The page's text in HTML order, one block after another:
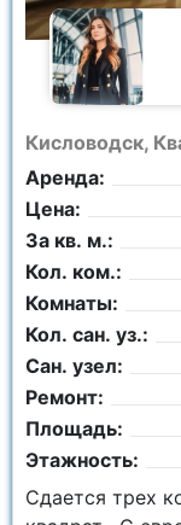
Кисловодск,
Аренда:
Цена:
За кв. м.:
Кол. ком.:
Комнаты:
Кол. сан. уз.:
Сан. узел:
Ремонт:
Площадь:
Этажность:
Сдается трех